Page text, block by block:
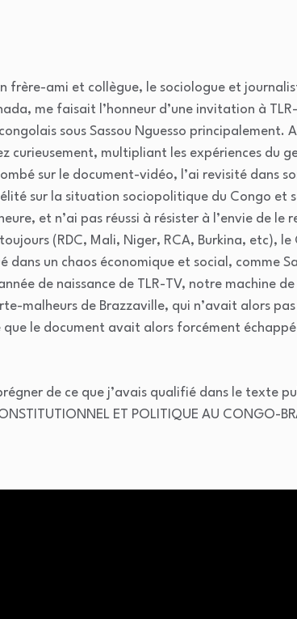
frère-ami et collègue, le sociologue et
me faisait l’honneur d’une invitation à
sous Sassou Nguesso principalement.
multipliant les expériences du
sur le document-vidéo, l’ai revisité dans
sur la situation sociopolitique du Congo et
et n’ai pas réussi à résister à l’envie de
(RDC, Mali, Niger, RCA, Burkina, etc),
dans un chaos économique et social, comme
de naissance de TLR-TV, notre machine
malheurs de Brazzaville, qui n’avait alors
que le document avait alors forcément
de ce que j’avais qualifié dans le texte
ET POLITIQUE AU CONGO-